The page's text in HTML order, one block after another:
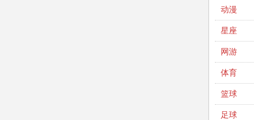
动漫
星座
网游
体育
篮球
足球